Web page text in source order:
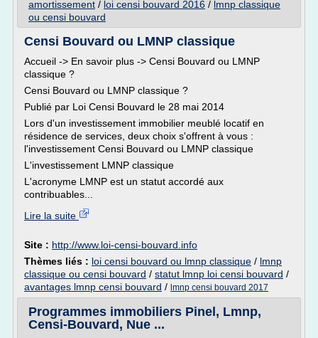
amortissement / loi censi bouvard 2016 / lmnp classique
ou censi bouvard
Censi Bouvard ou LMNP classique
Accueil -> En savoir plus -> Censi Bouvard ou LMNP
classique ?
Censi Bouvard ou LMNP classique ?
Publié par Loi Censi Bouvard le 28 mai 2014
Lors d'un investissement immobilier meublé locatif en
résidence de services, deux choix s'offrent à vous :
l'investissement Censi Bouvard ou LMNP classique
L'investissement LMNP classique
L'acronyme LMNP est un statut accordé aux
contribuables...
Lire la suite
Site : http://www.loi-censi-bouvard.info
Thèmes liés : loi censi bouvard ou lmnp classique / lmnp
classique ou censi bouvard / statut lmnp loi censi bouvard /
avantages lmnp censi bouvard / lmnp censi bouvard 2017
Programmes immobiliers Pinel, Lmnp,
Censi-Bouvard, Nue ...